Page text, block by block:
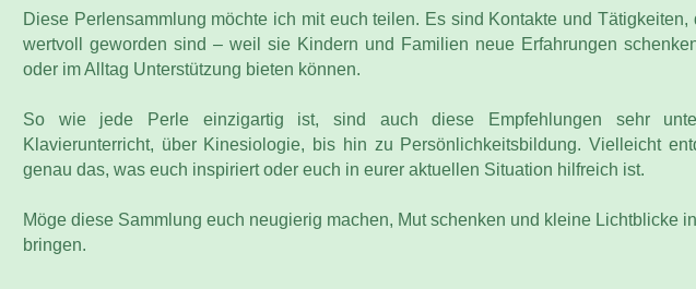
Diese Perlensammlung möchte ich mit euch teilen. Es sind Kontakte und Tätigkeiten,
wertvoll geworden sind – weil sie Kindern und Familien neue Erfahrungen
oder im Alltag Unterstützung bieten können.
So wie jede Perle einzigartig ist, sind auch diese Empfehlungen sehr
Klavierunterricht, über Kinesiologie, bis hin zu Persönlichkeitsbildung. Vielleicht
genau das, was euch inspiriert oder euch in eurer aktuellen Situation hilfreich ist.
Möge diese Sammlung euch neugierig machen, Mut schenken und kleine Lichtblicke
bringen.